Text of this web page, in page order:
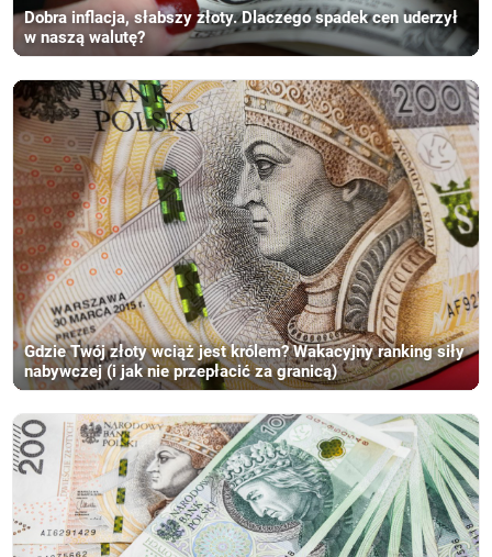
Dobra inflacja, słabszy złoty. Dlaczego spadek cen uderzył
w naszą walutę?
Gdzie Twój złoty wciąż jest królem? Wakacyjny ranking siły
nabywczej (i jak nie przepłacić za granicą)